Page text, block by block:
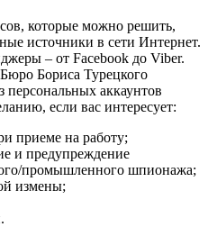
которые можно решить,
источники в сети Интернет.
– от Facebook до Viber.
Бориса Турецкого
персональных аккаунтов
если вас интересует:
приеме на работу;
и предупреждение
промышленного шпионажа;
измены;